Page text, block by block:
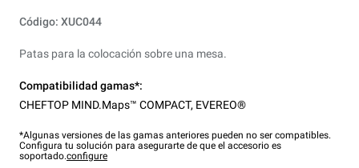
Código: XUC044
Patas para la colocación sobre una mesa.
Compatibilidad gamas*:
CHEFTOP MIND.Maps™ COMPACT, EVEREO®
*Algunas versiones de las gamas anteriores pueden no ser compatibles.
Configura tu solución para asegurarte de que el accesorio es
soportado.configure